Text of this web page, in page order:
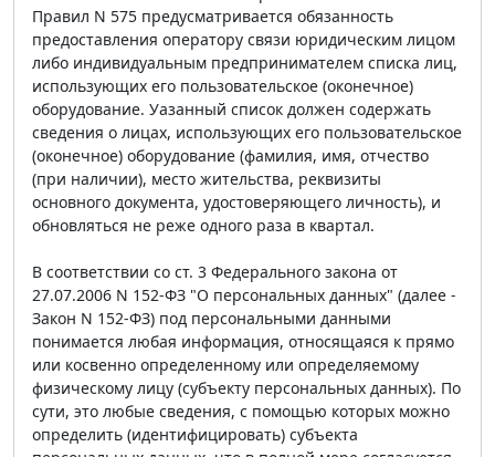
Правил N 575 предусматривается обязанность
предоставления оператору связи юридическим лицом
либо индивидуальным предпринимателем списка лиц,
использующих его пользовательское (оконечное)
оборудование. Уазанный список должен содержать
сведения о лицах, использующих его пользовательское
(оконечное) оборудование (фамилия, имя, отчество
(при наличии), место жительства, реквизиты
основного документа, удостоверяющего личность), и
обновляться не реже одного раза в квартал.
В соответствии со ст. 3 Федерального закона от
27.07.2006 N 152-ФЗ "О персональных данных" (далее -
Закон N 152-ФЗ) под персональными данными
понимается любая информация, относящаяся к прямо
или косвенно определенному или определяемому
физическому лицу (субъекту персональных данных). По
сути, это любые сведения, с помощью которых можно
определить (идентифицировать) субъекта